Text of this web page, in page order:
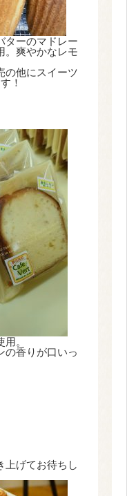
ターのマドレー
。爽やかなレモ
の他にスイーツ
！
。
の香りが口いっ
上げてお待ちし